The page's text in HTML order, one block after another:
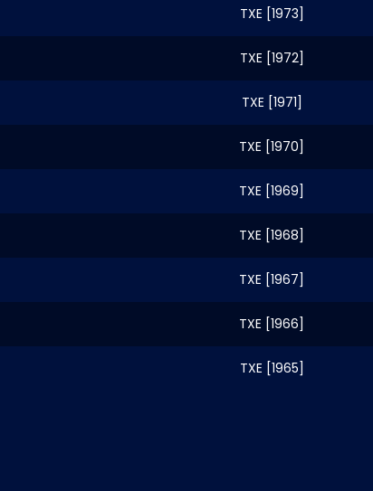
TXE [1973]
TXE [1972]
TXE [1971]
TXE [1970]
TXE [1969]
TXE [1968]
TXE [1967]
TXE [1966]
TXE [1965]